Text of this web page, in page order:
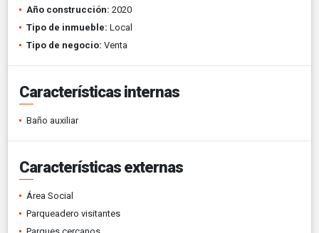
Año construcción: 2020
Tipo de inmueble: Local
Tipo de negocio: Venta
Características internas
Baño auxiliar
Características externas
Área Social
Parqueadero visitantes